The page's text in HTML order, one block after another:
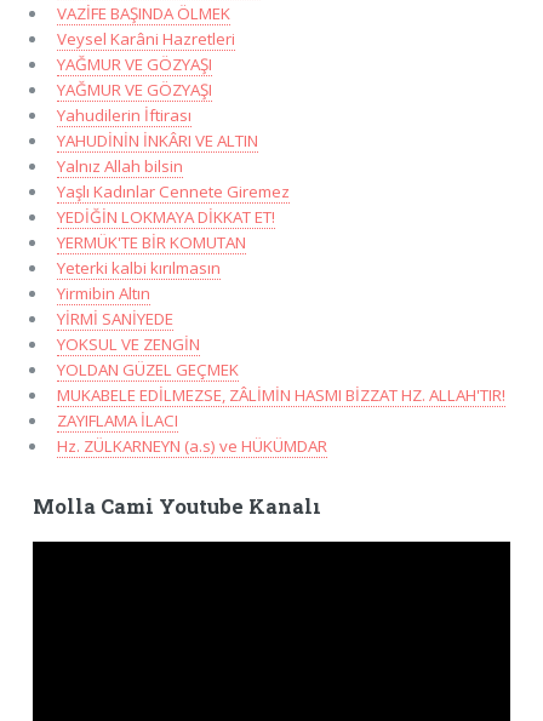
VAZİFE BAŞINDA ÖLMEK
Veysel Karâni Hazretleri
YAĞMUR VE GÖZYAŞI
YAĞMUR VE GÖZYAŞI
Yahudilerin İftirası
YAHUDİNİN İNKÂRI VE ALTIN
Yalnız Allah bilsin
Yaşlı Kadınlar Cennete Giremez
YEDİĞİN LOKMAYA DİKKAT ET!
YERMÜK'TE BİR KOMUTAN
Yeterki kalbi kırılmasın
Yirmibin Altın
YİRMİ SANİYEDE
YOKSUL VE ZENGİN
YOLDAN GÜZEL GEÇMEK
MUKABELE EDİLMEZSE, ZÂLİMİN HASMI BİZZAT HZ. ALLAH'TIR!
ZAYIFLAMA İLACI
Hz. ZÜLKARNEYN (a.s) ve HÜKÜMDAR
Molla Cami Youtube Kanalı